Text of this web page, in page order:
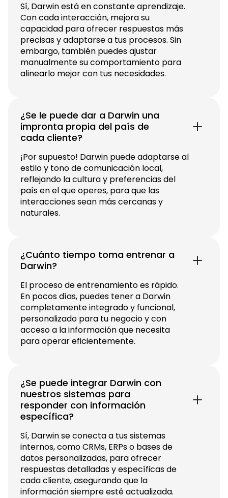
Sí, Darwin está en constante aprendizaje.
Con cada interacción, mejora su
capacidad para ofrecer respuestas más
precisas y adaptarse a tus procesos. Sin
embargo, también puedes ajustar
manualmente su comportamiento para
alinearlo mejor con tus necesidades.
¿Se le puede dar a Darwin una
impronta propia del país de
cada cliente?
¡Por supuesto! Darwin puede adaptarse al
estilo y tono de comunicación local,
reflejando la cultura y preferencias del
país en el que operes, para que las
interacciones sean más cercanas y
naturales.
¿Cuánto tiempo toma entrenar a
Darwin?
El proceso de entrenamiento es rápido.
En pocos días, puedes tener a Darwin
completamente integrado y funcional,
personalizado para tu negocio y con
acceso a la información que necesita
para operar eficientemente.
¿Se puede integrar Darwin con
nuestros sistemas para
responder con información
específica?
Sí, Darwin se conecta a tus sistemas
internos, como CRMs, ERPs o bases de
datos personalizadas, para ofrecer
respuestas detalladas y específicas de
cada cliente, asegurando que la
información siempre esté actualizada.